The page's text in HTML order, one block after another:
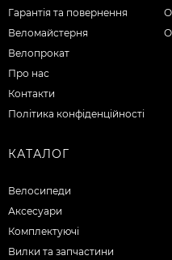
Гарантія та повернення
Веломайстерня
Велопрокат
Про нас
Контакти
Політика конфіденційності
КАТАЛОГ
Велосипеди
Аксесуари
Комплектуючі
Вилки та запчастини